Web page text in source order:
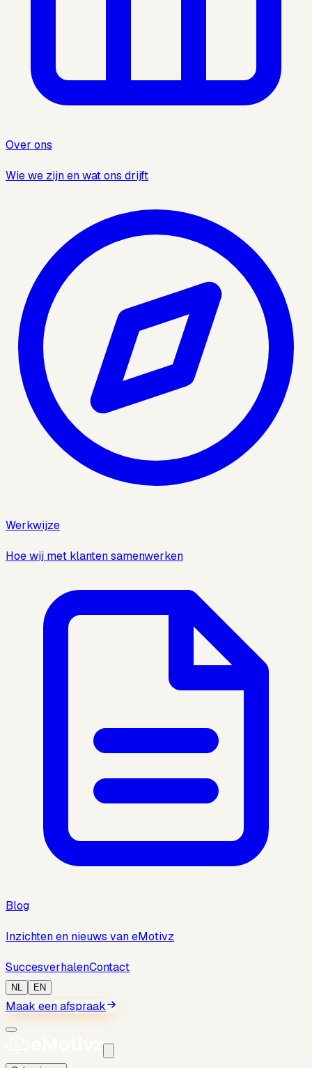
Over ons
Wie we zijn en wat ons drijft
Werkwijze
Hoe wij met klanten samenwerken
Blog
Inzichten en nieuws van eMotivz
SuccesverhalenContact
NL EN
Maak een afspraak